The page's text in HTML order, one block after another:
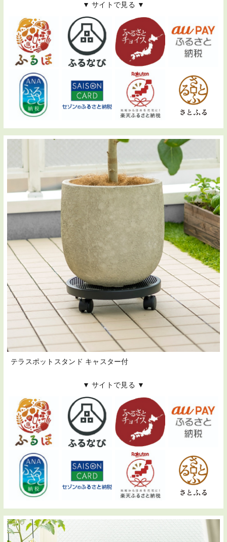
▼ サイトで見る ▼
テラスポットスタンド キャスター付
▼ サイトで見る ▼